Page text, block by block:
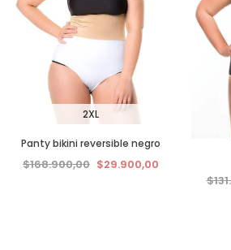
2XL
Panty bikini reversible negro
$168.900,00 $29.900,00